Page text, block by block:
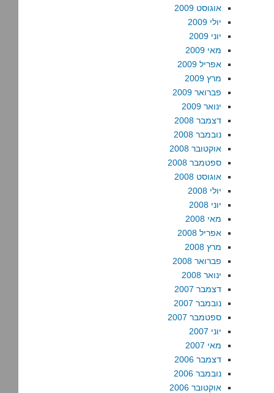
אוגוסט 2009
יולי 2009
יוני 2009
מאי 2009
אפריל 2009
מרץ 2009
פברואר 2009
ינואר 2009
דצמבר 2008
נובמבר 2008
אוקטובר 2008
ספטמבר 2008
אוגוסט 2008
יולי 2008
יוני 2008
מאי 2008
אפריל 2008
מרץ 2008
פברואר 2008
ינואר 2008
דצמבר 2007
נובמבר 2007
ספטמבר 2007
יוני 2007
מאי 2007
דצמבר 2006
נובמבר 2006
אוקטובר 2006